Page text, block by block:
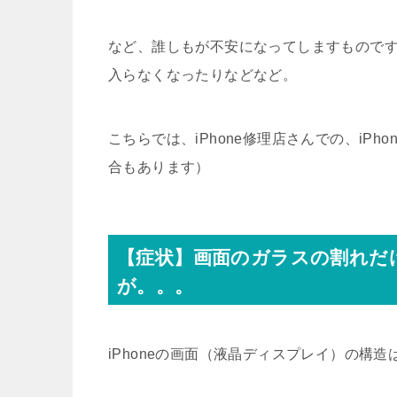
など、誰しもが不安になってしますもので
入らなくなったりなどなど。
こちらでは、iPhone修理店さんでの、
合もあります）
【症状】画面のガラスの割れ
が。。。
iPhoneの画面（液晶ディスプレイ）の構造